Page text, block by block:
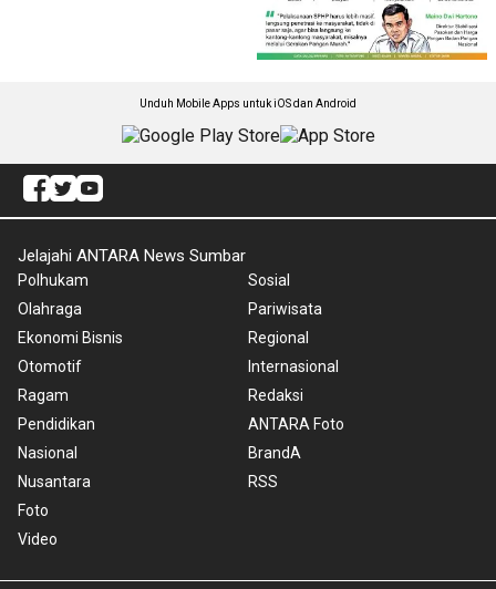
Unduh Mobile Apps untuk iOS dan Android
Jelajahi ANTARA News Sumbar
Polhukam
Olahraga
Ekonomi Bisnis
Otomotif
Ragam
Pendidikan
Nasional
Nusantara
Foto
Video
Sosial
Pariwisata
Regional
Internasional
Redaksi
ANTARA Foto
BrandA
RSS